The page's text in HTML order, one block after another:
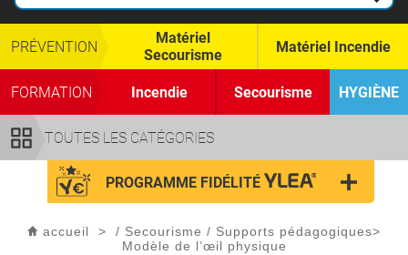
TOUTES LES CATÉGORIES
PRÉVENTION
Matériel
Secourisme
Matériel Incendie
FORMATION Incendie Secourisme HYGIÈNE
PROGRAMME FIDÉLITÉ
accueil > / Secourisme / Supports pédagogiques>
Modèle de l’œil physique